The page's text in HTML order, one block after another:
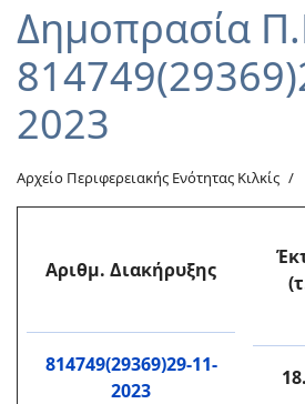
Δημοπρασία
2023
Αρχείο Περιφερειακής Ενότητας Κιλκίς
Αριθμ. Διακήρυξης
814749(29369)29-11-
2023